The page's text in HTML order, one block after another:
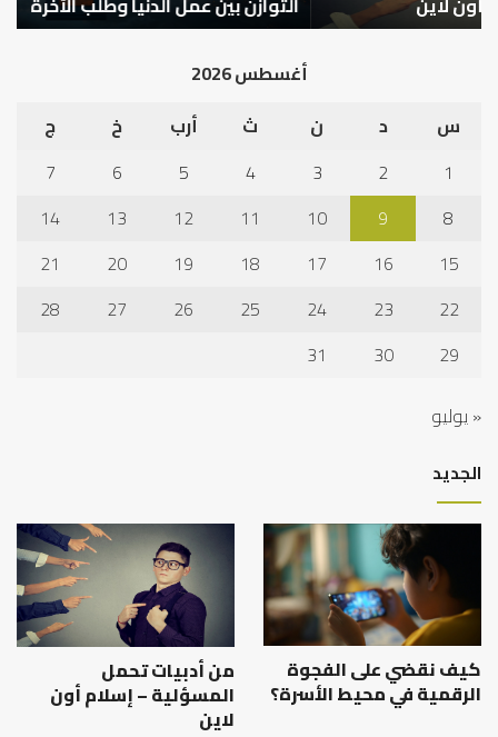
أغسطس 2026
س
د ن ث أرب خ
ج
1
2
3
4
5
6
7
8
9
10
11
12
13
14
15
16
17
18
19
20
21
22
23
24
25
26
27
28
29
30
31
« يوليو
الجديد
كيف نقضي على الفجوة
الرقمية في محيط الأسرة؟
من أدبيات تحمل
المسؤلية – إسلام أون
لاين